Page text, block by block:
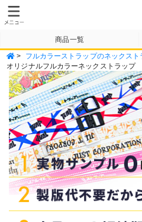
商品一覧
納期・送料について
> フルカラーストラップのネックス
オリジナルフルカラーネックストラップ